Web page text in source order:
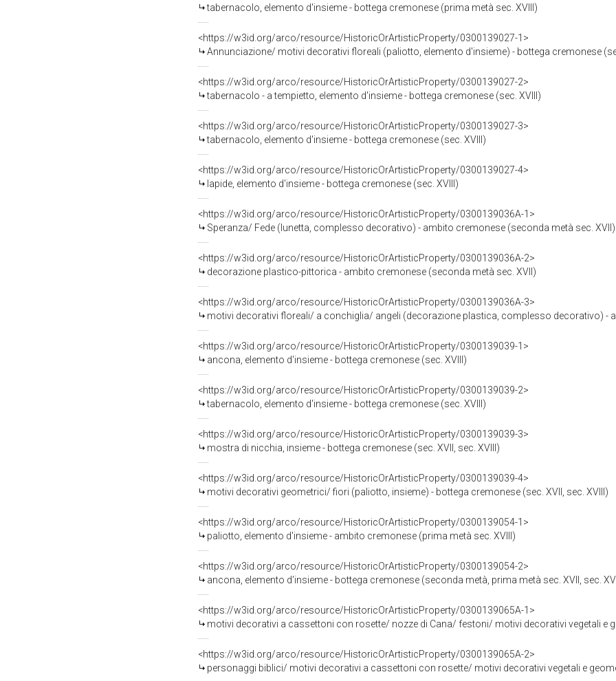
tabernacolo, elemento d'insieme - bottega cremonese (prima metà sec. XVIII)
<https://w3id.org/arco/resource/HistoricOrArtisticProperty/0300139027-1>
Annunciazione/ motivi decorativi floreali (paliotto, elemento d'insieme) - bottega cremonese
<https://w3id.org/arco/resource/HistoricOrArtisticProperty/0300139027-2>
tabernacolo - a tempietto, elemento d'insieme - bottega cremonese (sec. XVIII)
<https://w3id.org/arco/resource/HistoricOrArtisticProperty/0300139027-3>
tabernacolo, elemento d'insieme - bottega cremonese (sec. XVIII)
<https://w3id.org/arco/resource/HistoricOrArtisticProperty/0300139027-4>
lapide, elemento d'insieme - bottega cremonese (sec. XVIII)
<https://w3id.org/arco/resource/HistoricOrArtisticProperty/0300139036A-1>
Speranza/ Fede (lunetta, complesso decorativo) - ambito cremonese (seconda metà sec. XVII)
<https://w3id.org/arco/resource/HistoricOrArtisticProperty/0300139036A-2>
decorazione plastico-pittorica - ambito cremonese (seconda metà sec. XVII)
<https://w3id.org/arco/resource/HistoricOrArtisticProperty/0300139036A-3>
motivi decorativi floreali/ a conchiglia/ angeli (decorazione plastica, complesso decorativo) -
<https://w3id.org/arco/resource/HistoricOrArtisticProperty/0300139039-1>
ancona, elemento d'insieme - bottega cremonese (sec. XVIII)
<https://w3id.org/arco/resource/HistoricOrArtisticProperty/0300139039-2>
tabernacolo, elemento d'insieme - bottega cremonese (sec. XVIII)
<https://w3id.org/arco/resource/HistoricOrArtisticProperty/0300139039-3>
mostra di nicchia, insieme - bottega cremonese (sec. XVII, sec. XVIII)
<https://w3id.org/arco/resource/HistoricOrArtisticProperty/0300139039-4>
motivi decorativi geometrici/ fiori (paliotto, insieme) - bottega cremonese (sec. XVII, sec. XVIII)
<https://w3id.org/arco/resource/HistoricOrArtisticProperty/0300139054-1>
paliotto, elemento d'insieme - ambito cremonese (prima metà sec. XVIII)
<https://w3id.org/arco/resource/HistoricOrArtisticProperty/0300139054-2>
ancona, elemento d'insieme - bottega cremonese (seconda metà, prima metà sec. XVII, sec.
<https://w3id.org/arco/resource/HistoricOrArtisticProperty/0300139065A-1>
motivi decorativi a cassettoni con rosette/ nozze di Cana/ festoni/ motivi decorativi vegetali e
<https://w3id.org/arco/resource/HistoricOrArtisticProperty/0300139065A-2>
personaggi biblici/ motivi decorativi a cassettoni con rosette/ motivi decorativi vegetali e